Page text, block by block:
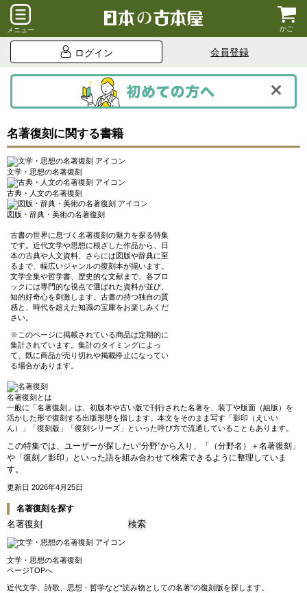
メニュー かご
ログイン 会員登録
名著復刻に関する書籍
文学・思想の名著復刻
古典・人文の名著復刻
図版・辞典・美術の名著復刻
古書の世界に息づく名著復刻の魅力を探る特集
です。近代文学や思想に根ざした作品から、日
本の古典や人文資料、さらには図版や辞典に至
るまで、幅広いジャンルの復刻本が揃います。
文学全集や哲学書、歴史的な文献まで、各ブロ
ックには専門的な視点で選ばれた資料が並び、
知的好奇心を刺激します。古書の持つ独自の質
感と、時代を超えた知識の宝庫をお楽しみくだ
さい。
※このページに掲載されている商品は定期的に
集計されています。集計のタイミングによっ
て、既に商品が売り切れや掲載停止になってい
る場合があります。
名著復刻とは
一般に「名著復刻」は、初版本や古い版で刊行された名著を、装丁や版面（組版）を
活かした形で復刻する出版形態を指します。本文をそのまま写す「影印（えいい
ん）」「復刻版」「復刻シリーズ」といった呼び方で流通していることもあります。
この特集では、ユーザーが探したい“分野”から入り、「（分野名）＋名著復刻」
や「復刻／影印」といった語を組み合わせて検索できるように整理していま
す。
更新日 2026年4月25日
名著復刻を探す
文学・思想の名著復刻
ページTOPへ
近代文学、詩歌、思想・哲学など“読み物としての名著”の復刻版を探します。